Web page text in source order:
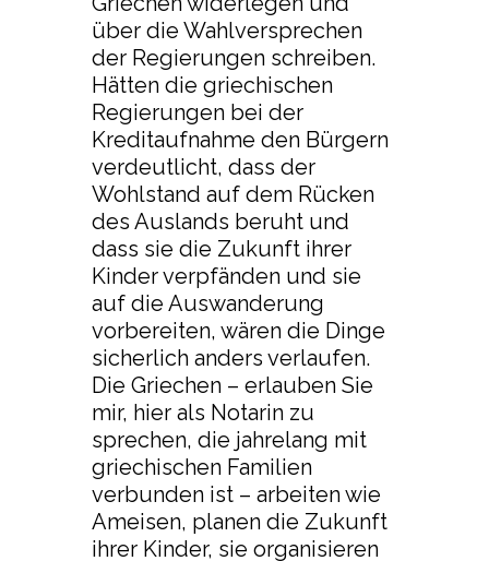
über die Wahlversprechen
der Regierungen schreiben.
Hätten die griechischen
Regierungen bei der
Kreditaufnahme den Bürgern
verdeutlicht, dass der
Wohlstand auf dem Rücken
des Auslands beruht und
dass sie die Zukunft ihrer
Kinder verpfänden und sie
auf die Auswanderung
vorbereiten, wären die Dinge
sicherlich anders verlaufen.
Die Griechen – erlauben Sie
mir, hier als Notarin zu
sprechen, die jahrelang mit
griechischen Familien
verbunden ist – arbeiten wie
Ameisen, planen die Zukunft
ihrer Kinder, sie organisieren